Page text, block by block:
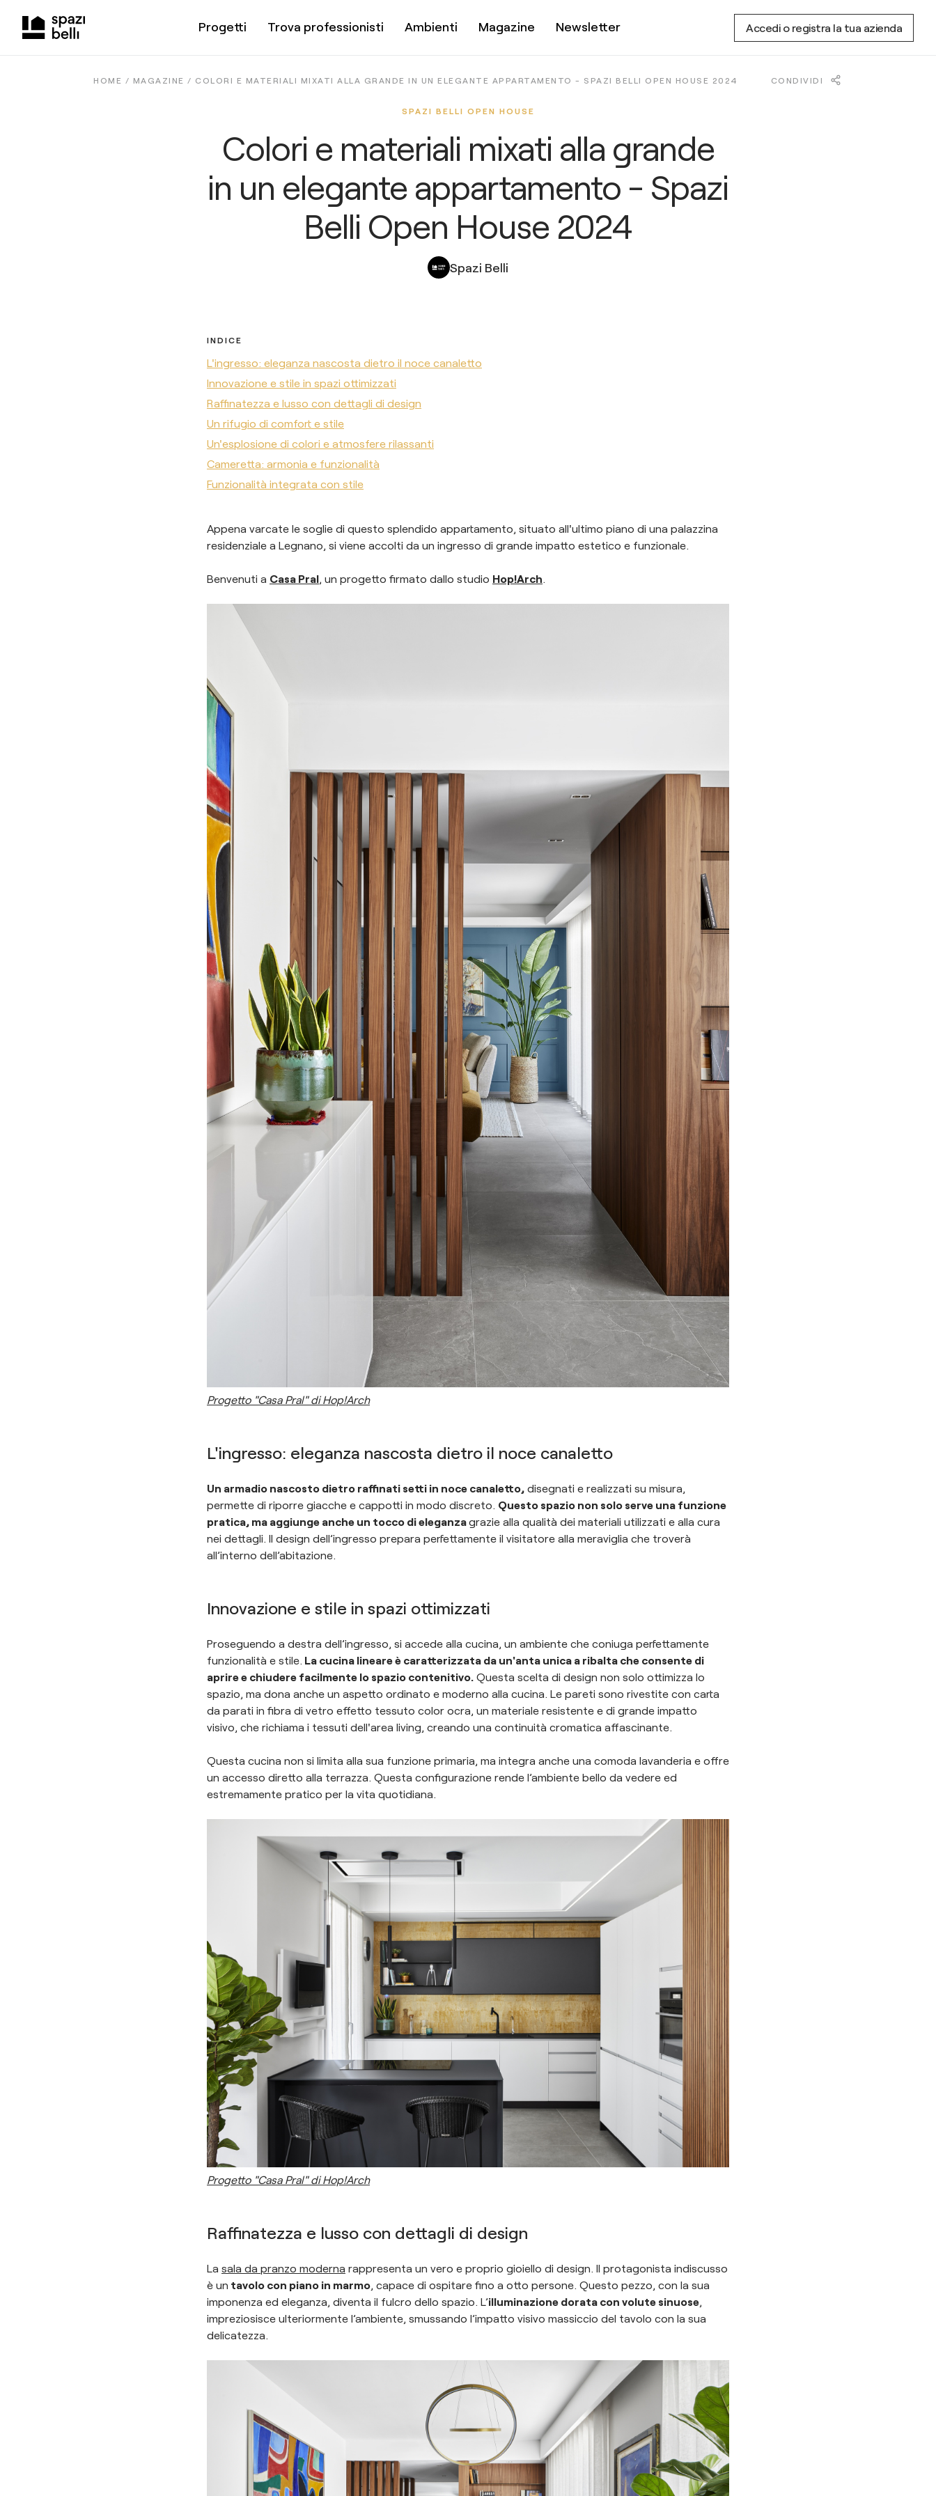
Progetti Trova professionisti Ambienti Magazine Newsletter Accedi o registra la tua azienda
HOME / MAGAZINE / COLORI E MATERIALI MIXATI ALLA GRANDE IN UN ELEGANTE APPARTAMENTO - SPAZI BELLI OPEN HOUSE 2024 CONDIVIDI
SPAZI BELLI OPEN HOUSE
Colori e materiali mixati alla grande
in un elegante appartamento - Spazi
Belli Open House 2024
Spazi Belli
INDICE
L'ingresso: eleganza nascosta dietro il noce canaletto
Innovazione e stile in spazi ottimizzati
Raffinatezza e lusso con dettagli di design
Un rifugio di comfort e stile
Un'esplosione di colori e atmosfere rilassanti
Cameretta: armonia e funzionalità
Funzionalità integrata con stile
Appena varcate le soglie di questo splendido appartamento, situato all'ultimo piano di una palazzina
residenziale a Legnano, si viene accolti da un ingresso di grande impatto estetico e funzionale.
Benvenuti a Casa Pral, un progetto firmato dallo studio Hop!Arch.
Progetto "Casa Pral" di Hop!Arch
L'ingresso: eleganza nascosta dietro il noce canaletto
Un armadio nascosto dietro raffinati setti in noce canaletto, disegnati e realizzati su misura,
permette di riporre giacche e cappotti in modo discreto. Questo spazio non solo serve una funzione
pratica, ma aggiunge anche un tocco di eleganzagrazie alla qualità dei materiali utilizzati e alla cura
nei dettagli. Il design dell’ingresso prepara perfettamente il visitatore alla meraviglia che troverà
all’interno dell’abitazione.
Innovazione e stile in spazi ottimizzati
Proseguendo a destra dell’ingresso, si accede alla cucina, un ambiente che coniuga perfettamente
funzionalità e stile. La cucina lineare è caratterizzata da un'anta unica a ribalta che consente di
aprire e chiudere facilmente lo spazio contenitivo. Questa scelta di design non solo ottimizza lo
spazio, ma dona anche un aspetto ordinato e moderno alla cucina. Le pareti sono rivestite con carta
da parati in fibra di vetro effetto tessuto color ocra, un materiale resistente e di grande impatto
visivo, che richiama i tessuti dell'area living, creando una continuità cromatica affascinante.
Questa cucina non si limita alla sua funzione primaria, ma integra anche una comoda lavanderia e offre
un accesso diretto alla terrazza. Questa configurazione rende l’ambiente bello da vedere ed
estremamente pratico per la vita quotidiana.
Progetto "Casa Pral" di Hop!Arch
Raffinatezza e lusso con dettagli di design
La sala da pranzo moderna rappresenta un vero e proprio gioiello di design. Il protagonista indiscusso
è un tavolo con piano in marmo, capace di ospitare fino a otto persone. Questo pezzo, con la sua
imponenza ed eleganza, diventa il fulcro dello spazio. L’illuminazione dorata con volute sinuose,
impreziosisce ulteriormente l’ambiente, smussando l’impatto visivo massiccio del tavolo con la sua
delicatezza.